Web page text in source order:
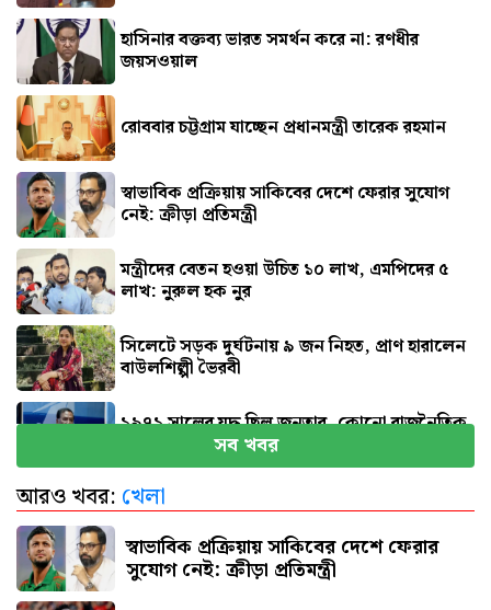
হাসিনার বক্তব্য ভারত সমর্থন করে না: রণধীর
জয়সওয়াল
রোববার চট্টগ্রাম যাচ্ছেন প্রধানমন্ত্রী তারেক রহমান
স্বাভাবিক প্রক্রিয়ায় সাকিবের দেশে ফেরার সুযোগ
নেই: ক্রীড়া প্রতিমন্ত্রী
মন্ত্রীদের বেতন হওয়া উচিত ১০ লাখ, এমপিদের ৫
লাখ: নুরুল হক নুর
সিলেটে সড়ক দুর্ঘটনায় ৯ জন নিহত, প্রাণ হারালেন
বাউলশিল্পী ভৈরবী
১৯৭১ সালের যুদ্ধ ছিল জনতার, কোনো রাজনৈতিক
দলের নয় : ভারপ্রাপ্ত রাষ্ট্রপতি
রাষ্ট্রের গুরুত্বপূর্ণ ব্যক্তিদের নিয়ে অপপ্রচারের বিরুদ্ধে
সব খবর
আরও খবর: খেলা
স্বাভাবিক প্রক্রিয়ায় সাকিবের দেশে ফেরার
সুযোগ নেই: ক্রীড়া প্রতিমন্ত্রী